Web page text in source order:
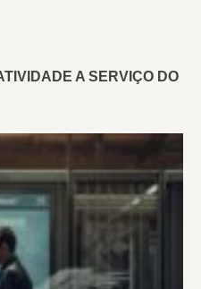
A SERVIÇO DO